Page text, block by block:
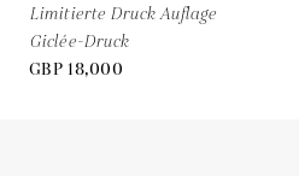
Limitierte Druck Auflage
Giclée-Druck
GBP 18,000